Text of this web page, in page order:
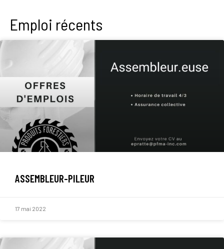
Emploi récents
ASSEMBLEUR-PILEUR
17 mai 2022